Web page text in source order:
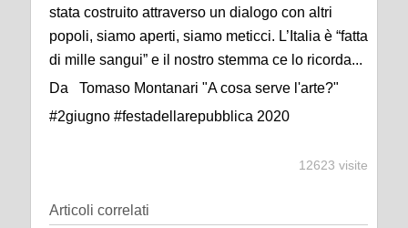
stata costruito attraverso un dialogo con altri
popoli, siamo aperti, siamo meticci. L’Italia è “fatta
di mille sangui” e il nostro stemma ce lo ricorda...
Da Tomaso Montanari "A cosa serve l'arte?"
#2giugno #festadellarepubblica 2020
12623 visite
Articoli correlati